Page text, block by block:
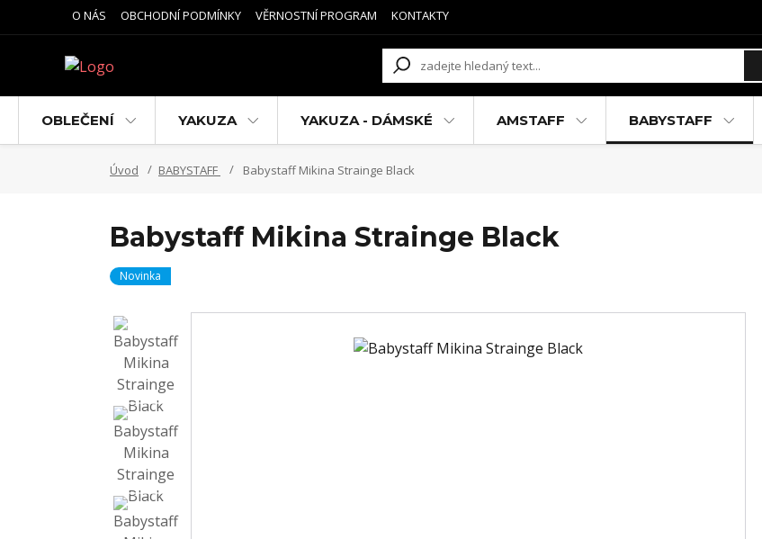
O NÁS OBCHODNÍ PODMÍNKY VĚRNOSTNÍ PROGRAM KONTAKTY
OBLEČENÍ YAKUZA YAKUZA - DÁMSKÉ AMSTAFF BABYSTAFF
Úvod BABYSTAFF Babystaff Mikina Strainge Black
Babystaff Mikina Strainge Black
Novinka